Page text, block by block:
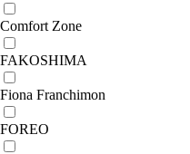
Comfort Zone
FAKOSHIMA
Fiona Franchimon
FOREO